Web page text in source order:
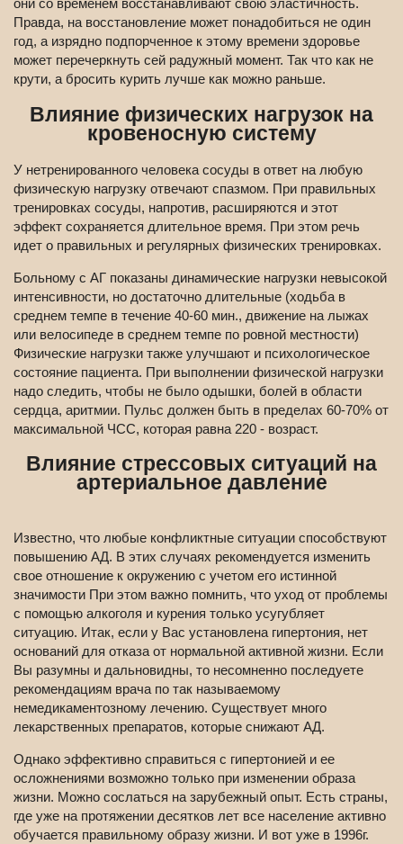
они со временем восстанавливают свою эластичность.
Правда, на восстановление может понадобиться не один
год, а изрядно подпорченное к этому времени здоровье
может перечеркнуть сей радужный момент. Так что как не
крути, а бросить курить лучше как можно раньше.
Влияние физических нагрузок на
кровеносную систему
У нетренированного человека сосуды в ответ на любую
физическую нагрузку отвечают спазмом. При правильных
тренировках сосуды, напротив, расширяются и этот
эффект сохраняется длительное время. При этом речь
идет о правильных и регулярных физических тренировках.
Больному с АГ показаны динамические нагрузки невысокой
интенсивности, но достаточно длительные (ходьба в
среднем темпе в течение 40-60 мин., движение на лыжах
или велосипеде в среднем темпе по ровной местности)
Физические нагрузки также улучшают и психологическое
состояние пациента. При выполнении физической нагрузки
надо следить, чтобы не было одышки, болей в области
сердца, аритмии. Пульс должен быть в пределах 60-70% от
максимальной ЧСС, которая равна 220 - возраст.
Влияние стрессовых ситуаций на
артериальное давление
Известно, что любые конфликтные ситуации способствуют
повышению АД. В этих случаях рекомендуется изменить
свое отношение к окружению с учетом его истинной
значимости При этом важно помнить, что уход от проблемы
с помощью алкоголя и курения только усугубляет
ситуацию. Итак, если у Вас установлена гипертония, нет
оснований для отказа от нормальной активной жизни. Если
Вы разумны и дальновидны, то несомненно последуете
рекомендациям врача по так называемому
немедикаментозному лечению. Существует много
лекарственных препаратов, которые снижают АД.
Однако эффективно справиться с гипертонией и ее
осложнениями возможно только при изменении образа
жизни. Можно сослаться на зарубежный опыт. Есть страны,
где уже на протяжении десятков лет все население активно
обучается правильному образу жизни. И вот уже в 1996г.